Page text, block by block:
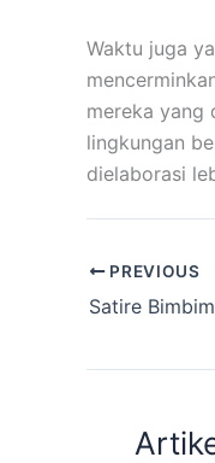
Waktu juga
mereka yang
lingkungan
dielaborasi
PREVIOUS